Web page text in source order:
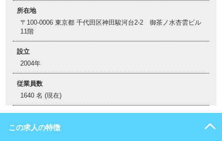
所在地
〒100-0006 東京都 千代田区神田駿河台2-2 御茶ノ水杏雲ビル
11階
設立
2004年
従業員数
1640 名 (現在)
この求人の特徴